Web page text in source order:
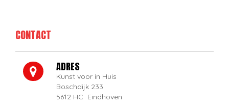
CONTACT
ADRES
Kunst voor in Huis
Boschdijk 233
5612 HC Eindhoven